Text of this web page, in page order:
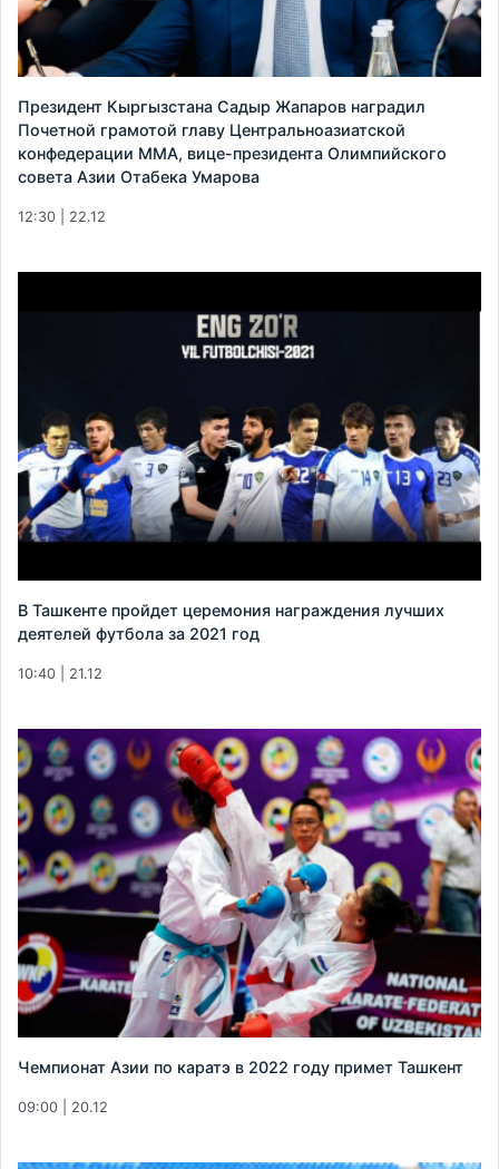
Президент Кыргызстана Садыр Жапаров наградил
Почетной грамотой главу Центральноазиатской
конфедерации ММА, вице-президента Олимпийского
совета Азии Отабека Умарова
12:30 | 22.12
В Ташкенте пройдет церемония награждения лучших
деятелей футбола за 2021 год
10:40 | 21.12
Чемпионат Азии по каратэ в 2022 году примет Ташкент
09:00 | 20.12